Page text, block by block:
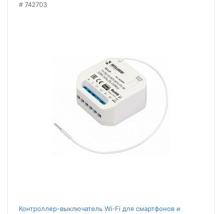
742703
Контроллер-выключатель Wi-Fi для смартфонов и